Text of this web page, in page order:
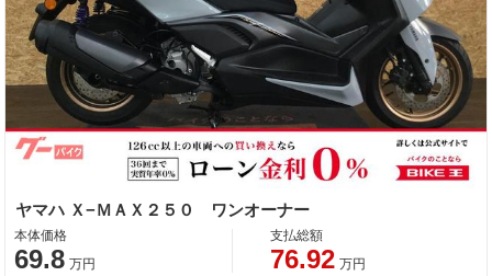
ヤマハ Ｘ−ＭＡＸ２５０ ワンオーナー
本体価格
69.8 万円
支払総額
76.92 万円